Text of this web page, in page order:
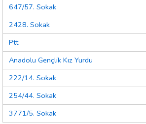
647/57. Sokak
2428. Sokak
Ptt
Anadolu Gençlik Kız Yurdu
222/14. Sokak
254/44. Sokak
3771/5. Sokak